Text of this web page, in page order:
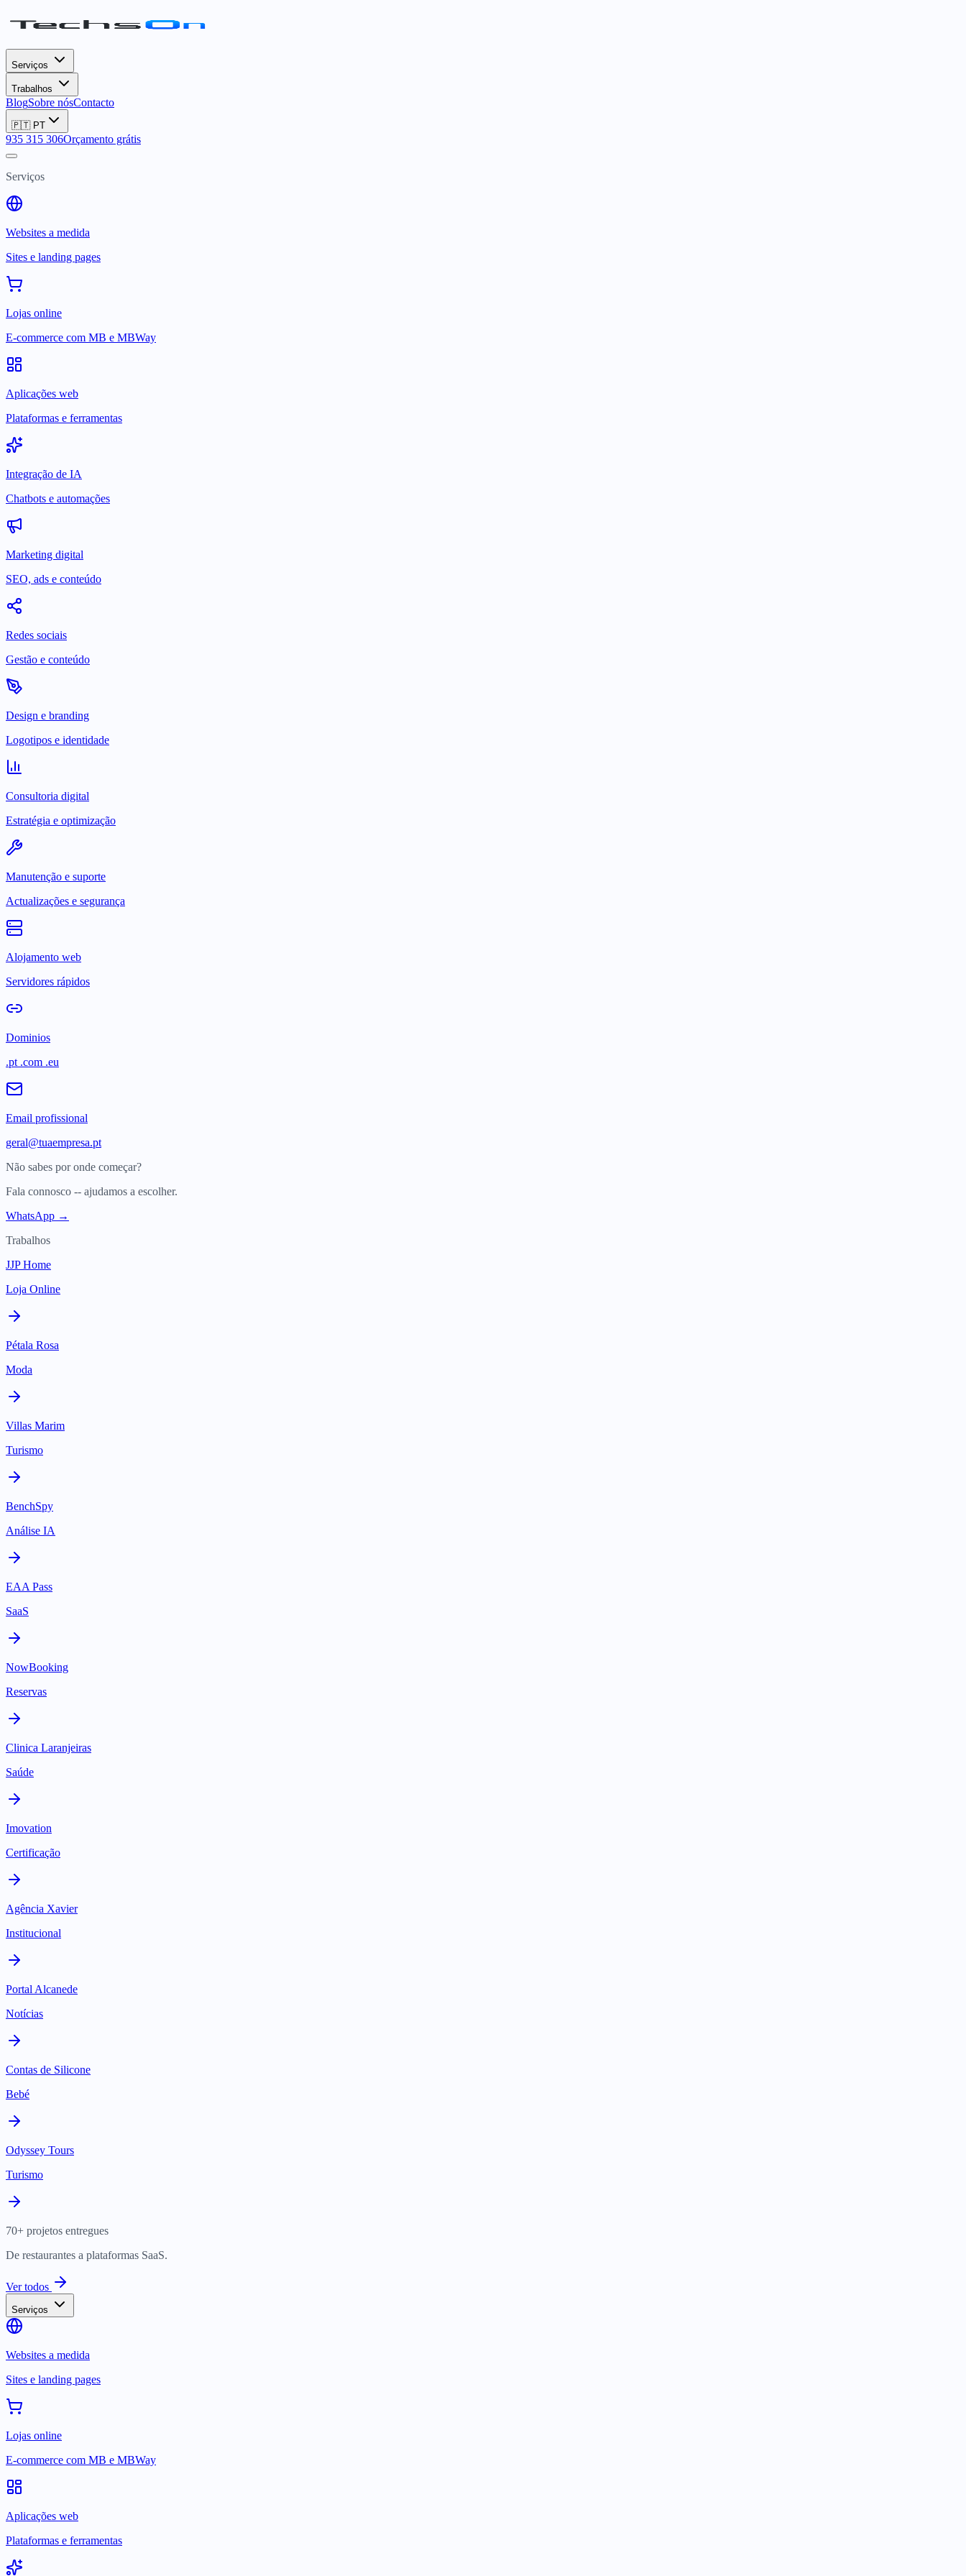
Serviços
Trabalhos
BlogSobre nósContacto
🇵🇹 PT
935 315 306Orçamento grátis
Serviços
Websites a medida
Sites e landing pages
Lojas online
E-commerce com MB e MBWay
Aplicações web
Plataformas e ferramentas
Integração de IA
Chatbots e automações
Marketing digital
SEO, ads e conteúdo
Redes sociais
Gestão e conteúdo
Design e branding
Logotipos e identidade
Consultoria digital
Estratégia e optimização
Manutenção e suporte
Actualizações e segurança
Alojamento web
Servidores rápidos
Dominios
.pt .com .eu
Email profissional
geral@tuaempresa.pt
Não sabes por onde começar?
Fala connosco -- ajudamos a escolher.
WhatsApp →
Trabalhos
JJP Home
Loja Online
Pétala Rosa
Moda
Villas Marim
Turismo
BenchSpy
Análise IA
EAA Pass
SaaS
NowBooking
Reservas
Clinica Laranjeiras
Saúde
Imovation
Certificação
Agência Xavier
Institucional
Portal Alcanede
Notícias
Contas de Silicone
Bebé
Odyssey Tours
Turismo
70+ projetos entregues
De restaurantes a plataformas SaaS.
Ver todos
Serviços
Websites a medida
Sites e landing pages
Lojas online
E-commerce com MB e MBWay
Aplicações web
Plataformas e ferramentas